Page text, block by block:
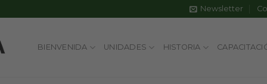
Newsletter
BIENVENIDA UNIDADES HISTORIA